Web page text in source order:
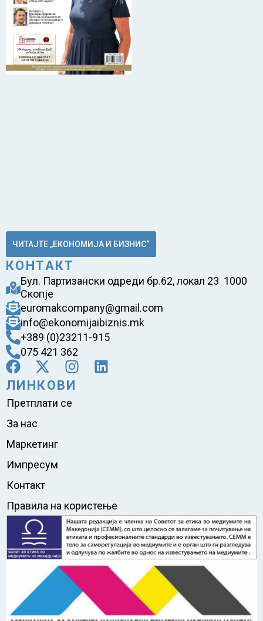
ЧИТАЈТЕ „ЕКОНОМИЈА И БИЗНИС“
КОНТАКТ
Бул. Партизански одреди бр.62, локал 23 1000
Скопје
euromakcompany@gmail.com
info@ekonomijaibiznis.mk
+389 (0)23211-915
075 421 362
ЛИНКОВИ
Претплати се
За нас
Маркетинг
Импресум
Контакт
Правила на користење